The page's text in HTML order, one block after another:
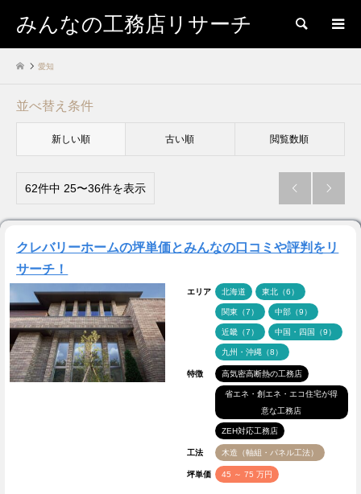
みんなの工務店リサーチ 検索
愛知
並べ替え条件
新しい順 古い順 閲覧数順
62件中 25〜36件を表示  
クレバリーホームの坪単価とみんなの口コミや評判をリ
サーチ！
エリア 北海道 東北（6）
関東（7） 中部（9）
近畿（7） 中国・四国（9）
九州・沖縄（8）
特徴 高気密高断熱の工務店
省エネ・創エネ・エコ住宅が得
意な工務店
ZEH対応工務店
工法 木造（軸組・パネル工法）
坪単価 45 ～ 75 万円